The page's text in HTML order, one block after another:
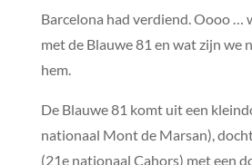
Barcelona had verdiend. Oooo …
met de Blauwe 81 en wat zijn we
hem.
De Blauwe 81 komt uit een
nationaal Mont de Marsan),
(21e nationaal Cahors) met een